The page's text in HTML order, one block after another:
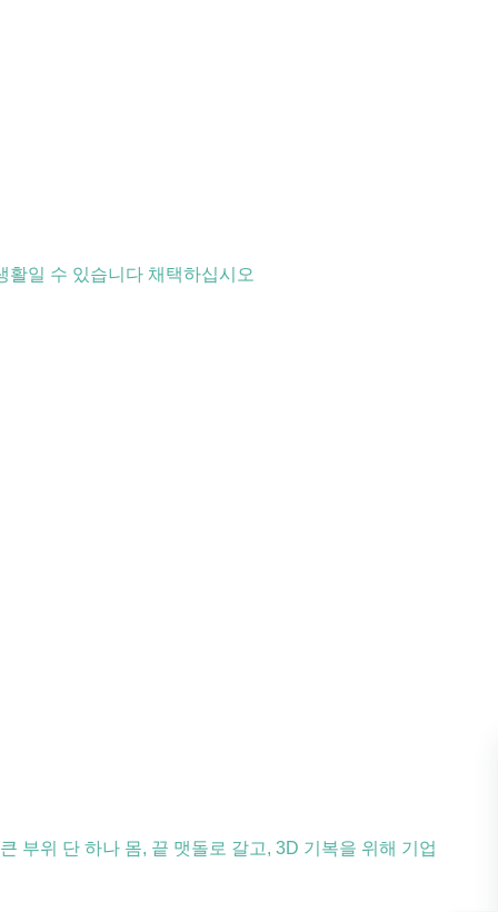
활일 수 있습니다 채택하십시오
부위 단 하나 몸, 끝 맷돌로 갈고, 3D 기복을 위해 기업